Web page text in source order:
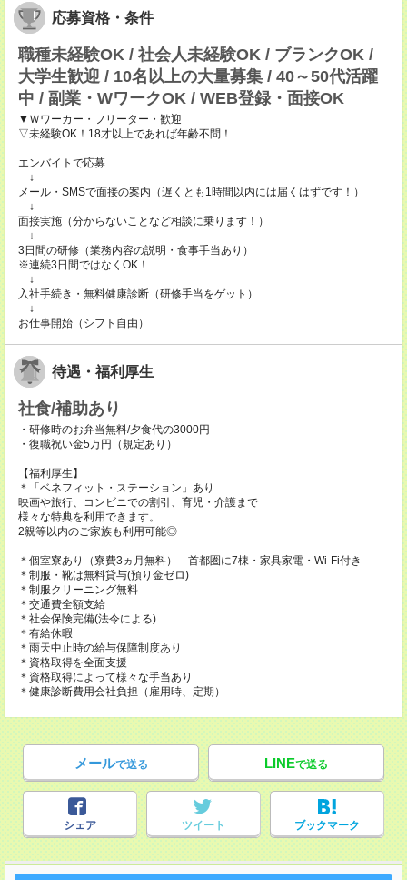
応募資格・条件
職種未経験OK / 社会人未経験OK / ブランクOK /
大学生歓迎 / 10名以上の大量募集 / 40～50代活躍
中 / 副業・WワークOK / WEB登録・面接OK
▼Ｗワーカー・フリーター・歓迎
▽未経験OK！18才以上であれば年齢不問！
エンバイトで応募
↓
メール・SMSで面接の案内（遅くとも1時間以内には届くはずです！）
↓
面接実施（分からないことなど相談に乗ります！）
↓
3日間の研修（業務内容の説明・食事手当あり）
※連続3日間ではなくOK！
↓
入社手続き・無料健康診断（研修手当をゲット）
↓
お仕事開始（シフト自由）
待遇・福利厚生
社食/補助あり
・研修時のお弁当無料/夕食代の3000円
・復職祝い金5万円（規定あり）
【福利厚生】
＊「ベネフィット・ステーション」あり
映画や旅行、コンビニでの割引、育児・介護まで
様々な特典を利用できます。
2親等以内のご家族も利用可能◎
＊個室寮あり（寮費3ヵ月無料） 首都圏に7棟・家具家電・Wi-Fi付き
＊制服・靴は無料貸与(預り金ゼロ)
＊制服クリーニング無料
＊交通費全額支給
＊社会保険完備(法令による)
＊有給休暇
＊雨天中止時の給与保障制度あり
＊資格取得を全面支援
＊資格取得によって様々な手当あり
＊健康診断費用会社負担（雇用時、定期）
メールで送る LINEで送る
シェア ツイート ブックマーク